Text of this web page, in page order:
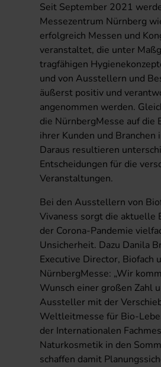
Seit September 2021
Messezentrum Nürnberg
erfolgreich Messen und
veranstaltet, die unter
tragfähigen
und von Ausstellern und
äußerst positiv und
angenommen werden.
die NürnbergMesse auf die
ihrer Kunden und Branchen
Daraus resultieren
Entscheidungen für die
Veranstaltungen.
Bei den Ausstellern von
Vivaness sorgt die aktuelle
der Corona-Pandemie
Unsicherheit. Dazu Danila
Executive Director, Biofach
NürnbergMesse: „Wir
Wunsch einer großen Zahl
Aussteller mit der
Weltleitmesse für Bio-
der Internationalen
Naturkosmetik in den
schaffen damit